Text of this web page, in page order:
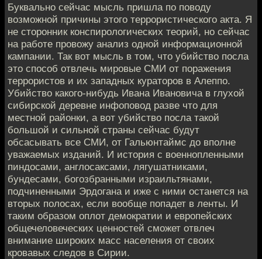
Буквально сейчас мысль пришла по поводу
возможной причины этого террористического акта. Я
не сторонник конспирологических теорий, но сейчас
на работе провожу анализ одной информационной
кампании. Так вот мысль в том, что убийство посла
это способ отвлечь мировые СМИ от поражения
террористов и их западных кураторов в Алеппо.
Убийство какого-нибудь Ивана Ивановича в глухой
сибирской деревне инфоповод разве что для
местной районки, а вот убийство посла такой
большой и сильной страны сейчас будут
обсасывать все СМИ, от Гальюнтаймс до вполне
уважаемых изданий. И история с военнопленными
пиндосами, англосаксами, лягушатниками,
бундесами, богозбранными израильтянами,
подчиненными Эрдогана и иже с ними останется на
вторых полосах, если вообще попадет в ленты. И
таким образом оплот демократии и европейских
общечеловеческих ценностей сможет отвлеч
внимание широких масс населения от своих
кровавых следов в Сирии.